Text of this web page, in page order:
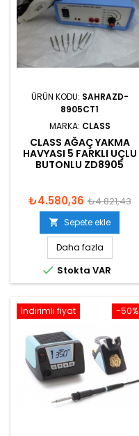
ÜRÜN KODU: SAHRAZD-
8905CT1
MARKA: CLASS
CLASS AĞAÇ YAKMA
HAVYASI 5 FARKLI UÇLU
BUTONLU ZD8905
₺4.580,36 ₺4.821,43
 Sepete ekle
Daha fazla
 Stokta VAR
-50%
İndirimli fiyat